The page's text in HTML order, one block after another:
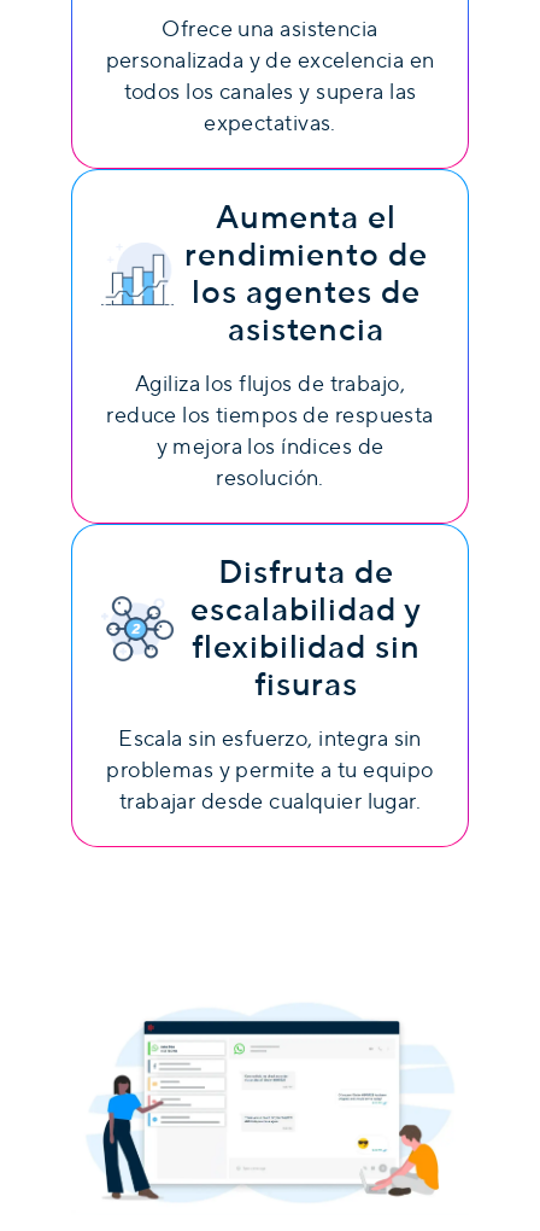
Ofrece una asistencia
personalizada y de excelencia en
todos los canales y supera las
expectativas.
Aumenta el
rendimiento de
los agentes de
asistencia
Agiliza los flujos de trabajo,
reduce los tiempos de respuesta
y mejora los índices de
resolución.
Disfruta de
escalabilidad y
flexibilidad sin
fisuras
Escala sin esfuerzo, integra sin
problemas y permite a tu equipo
trabajar desde cualquier lugar.